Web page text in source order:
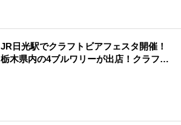
JR日光駅でクラフトビアフェスタ開催！
栃木県内の4ブルワリーが出店！クラフト